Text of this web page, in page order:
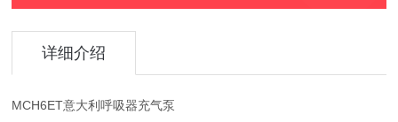
详细介绍
MCH6ET意大利呼吸器充气泵